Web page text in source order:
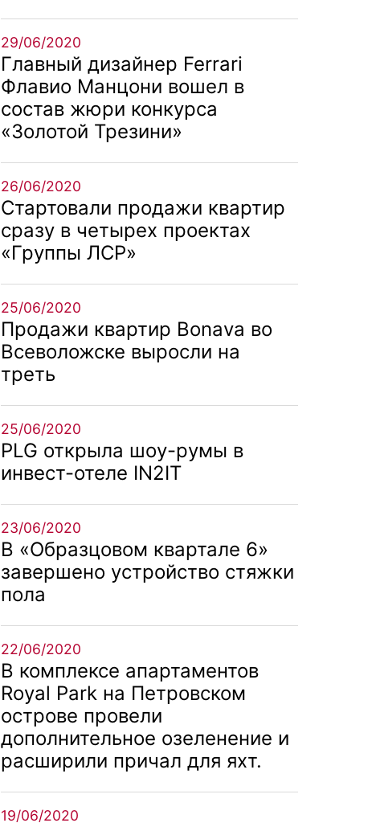
29/06/2020
Главный дизайнер Ferrari
Флавио Манцони вошел в
состав жюри конкурса
«Золотой Трезини»
26/06/2020
Стартовали продажи квартир
сразу в четырех проектах
«Группы ЛСР»
25/06/2020
Продажи квартир Bonava во
Всеволожске выросли на
треть
25/06/2020
PLG открыла шоу-румы в
инвест-отеле IN2IT
23/06/2020
В «Образцовом квартале 6»
завершено устройство стяжки
пола
22/06/2020
В комплексе апартаментов
Royal Park на Петровском
острове провели
дополнительное озеленение и
расширили причал для яхт.
19/06/2020